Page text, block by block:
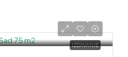
IZDAVANJE